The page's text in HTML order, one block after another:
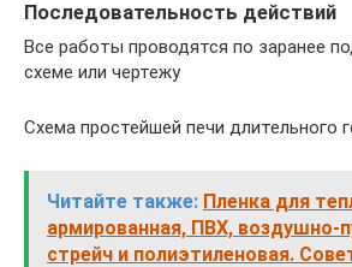
Последовательность действий
Все работы проводятся по заранее
схеме или чертежу
Схема простейшей печи длительного
Читайте также: Пленка для
армированная, ПВХ, воздушно-
стрейч и полиэтиленовая.